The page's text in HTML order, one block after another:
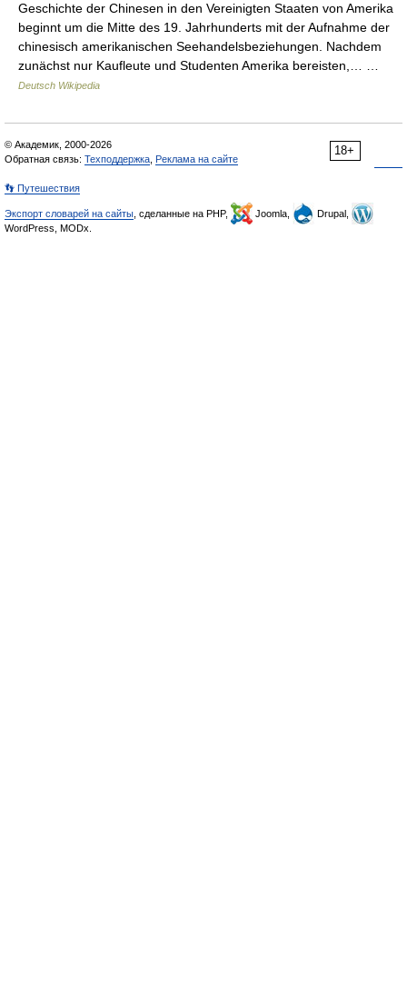
Geschichte der Chinesen in den Vereinigten Staaten von Amerika
beginnt um die Mitte des 19. Jahrhunderts mit der Aufnahme der
chinesisch amerikanischen Seehandelsbeziehungen. Nachdem
zunächst nur Kaufleute und Studenten Amerika bereisten,… …
Deutsch Wikipedia
18+
© Академик, 2000-2026
Обратная связь: Техподдержка Реклама на сайте
👣 Путешествия
Экспорт словарей на сайты , сделанные на PHP, Joomla,
Drupal,
WordPress, MODx.